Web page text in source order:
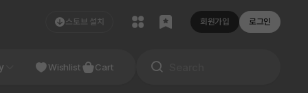
스토브 설치 회원가입 로그인
Studio
Wishlist Cart